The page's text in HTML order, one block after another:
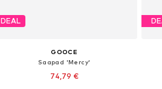
DEAL
GOOCE
Saapad 'Mercy'
74,79 €